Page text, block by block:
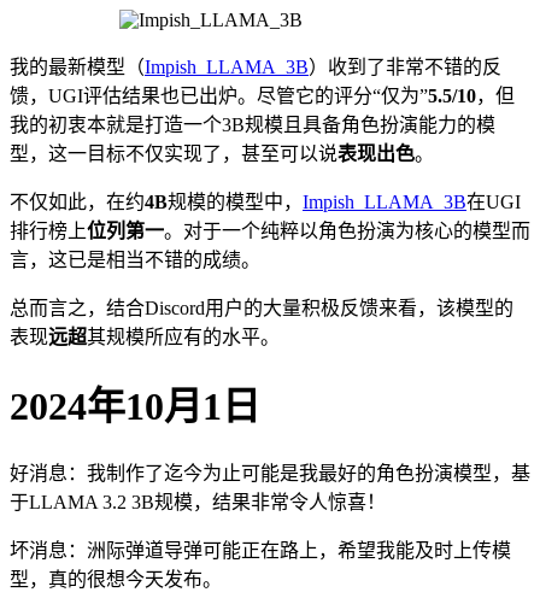
我的最新模型（Impish_LLAMA_3B）收到了非常不错的反
馈，UGI评估结果也已出炉。尽管它的评分“仅为”5.5/10，但
我的初衷本就是打造一个3B规模且具备角色扮演能力的模
型，这一目标不仅实现了，甚至可以说表现出色。
不仅如此，在约4B规模的模型中， Impish_LLAMA_3B在UGI
排行榜上位列第一。对于一个纯粹以角色扮演为核心的模型而
言，这已是相当不错的成绩。
总而言之，结合Discord用户的大量积极反馈来看，该模型的
表现远超其规模所应有的水平。
2024年10月1日
好消息：我制作了迄今为止可能是我最好的角色扮演模型，基
于LLAMA 3.2 3B规模，结果非常令人惊喜！
坏消息：洲际弹道导弹可能正在路上，希望我能及时上传模
型，真的很想今天发布。